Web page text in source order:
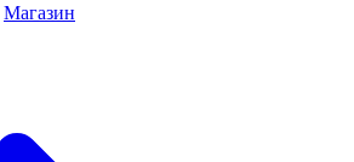
Магазин